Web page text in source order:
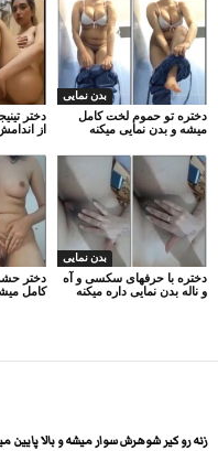
دختر
از
بدن نمایی
دختره تو حموم لخت کامل
میشه و بدن نمایی میکنه
دختر
کامل
بدن نمایی
دختره با حرفهای سکسی و آه
و ناله بدن نمایی داره میکنه
زنه رو کیر شوهرش سوار میشه و بالا پایین